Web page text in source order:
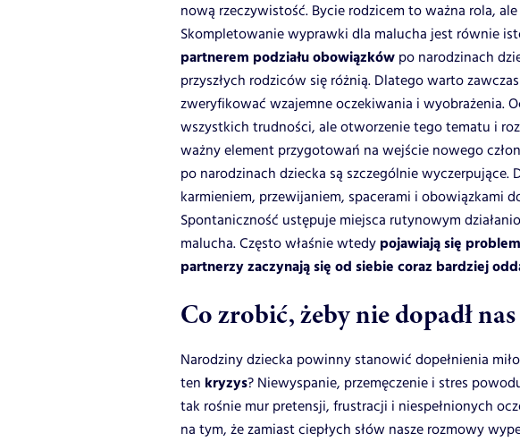
nową rzeczywistość. Bycie rodzicem to ważna rola,
Skompletowanie wyprawki dla malucha jest równie
partnerem podziału obowiązków po narodzinach
przyszłych rodziców się różnią. Dlatego warto
zweryfikować wzajemne oczekiwania i wyobrażenia.
wszystkich trudności, ale otworzenie tego tematu i
ważny element przygotowań na wejście nowego
po narodzinach dziecka są szczególnie wyczerpujące.
karmieniem, przewijaniem, spacerami i obowiązkami
Spontaniczność ustępuje miejsca rutynowym
malucha. Często właśnie wtedy pojawiają się
partnerzy zaczynają się od siebie coraz bardziej
Co zrobić, żeby nie dopadł
Narodziny dziecka powinny stanowić dopełnienia
ten kryzys? Niewyspanie, przemęczenie i stres
tak rośnie mur pretensji, frustracji i niespełnionych
na tym, że zamiast ciepłych słów nasze rozmowy